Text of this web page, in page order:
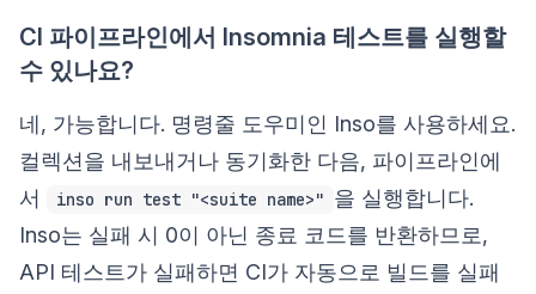
CI 파이프라인에서 Insomnia 테스트를 실행할
수 있나요?
네, 가능합니다. 명령줄 도우미인 Inso를 사용하세요.
컬렉션을 내보내거나 동기화한 다음, 파이프라인에
서
inso run test "<suite name>" 을 실행합니다.
Inso는 실패 시 0이 아닌 종료 코드를 반환하므로,
API 테스트가 실패하면 CI가 자동으로 빌드를 실패